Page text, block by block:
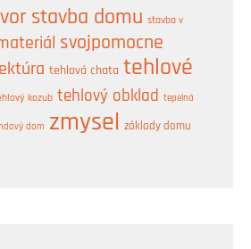
stavba domu stavba v
svojpomocne
tehlová chata tehlové
kozub tehlový obklad tepelná
dom zmysel základy domu